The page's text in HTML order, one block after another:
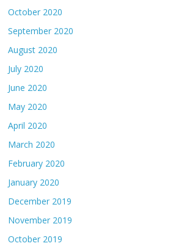
October 2020
September 2020
August 2020
July 2020
June 2020
May 2020
April 2020
March 2020
February 2020
January 2020
December 2019
November 2019
October 2019